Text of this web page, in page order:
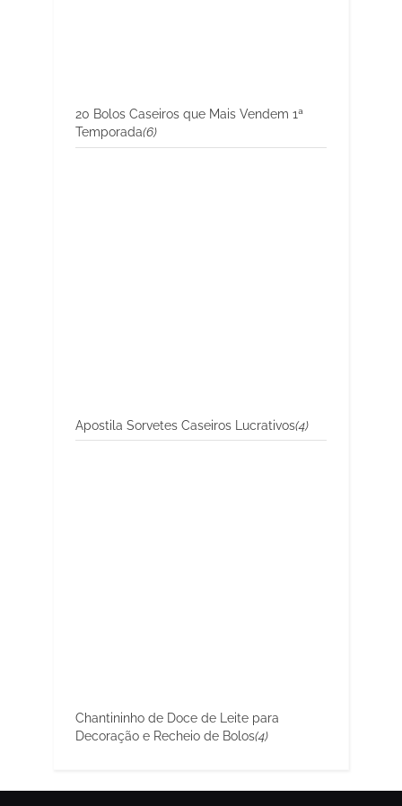
20 Bolos Caseiros que Mais Vendem 1ª
Temporada(6)
Apostila Sorvetes Caseiros Lucrativos(4)
Chantininho de Doce de Leite para
Decoração e Recheio de Bolos(4)